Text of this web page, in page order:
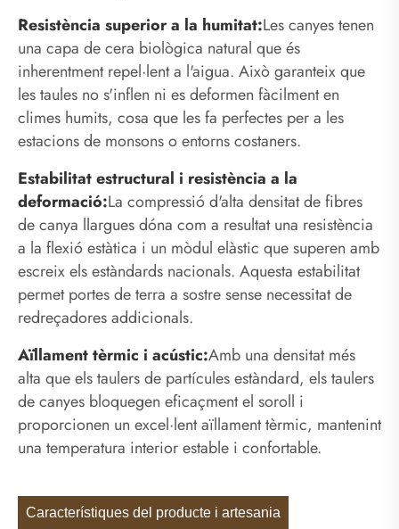
Resistència superior a la humitat:Les canyes tenen
una capa de cera biològica natural que és
inherentment repel·lent a l'aigua. Això garanteix que
les taules no s'inflen ni es deformen fàcilment en
climes humits, cosa que les fa perfectes per a les
estacions de monsons o entorns costaners.
Estabilitat estructural i resistència a la
deformació:La compressió d'alta densitat de fibres
de canya llargues dóna com a resultat una resistència
a la flexió estàtica i un mòdul elàstic que superen amb
escreix els estàndards nacionals. Aquesta estabilitat
permet portes de terra a sostre sense necessitat de
redreçadores addicionals.
Aïllament tèrmic i acústic:Amb una densitat més
alta que els taulers de partícules estàndard, els taulers
de canyes bloquegen eficaçment el soroll i
proporcionen un excel·lent aïllament tèrmic, mantenint
una temperatura interior estable i confortable.
Característiques del producte i artesania